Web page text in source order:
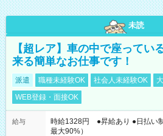
未読
【超レア】車の中で座ってい
来る簡単なお仕事です！
派遣 職種未経験OK 社会人未経験OK
WEB登録・面接OK
給与
時給1328円 ●昇給あり ●日払い
最大90%）